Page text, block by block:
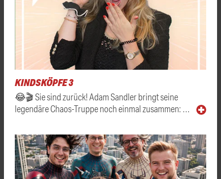
KINDSKÖPFE 3
😂🎬 Sie sind zurück! Adam Sandler bringt seine
legendäre Chaos-Truppe noch einmal zusammen: …